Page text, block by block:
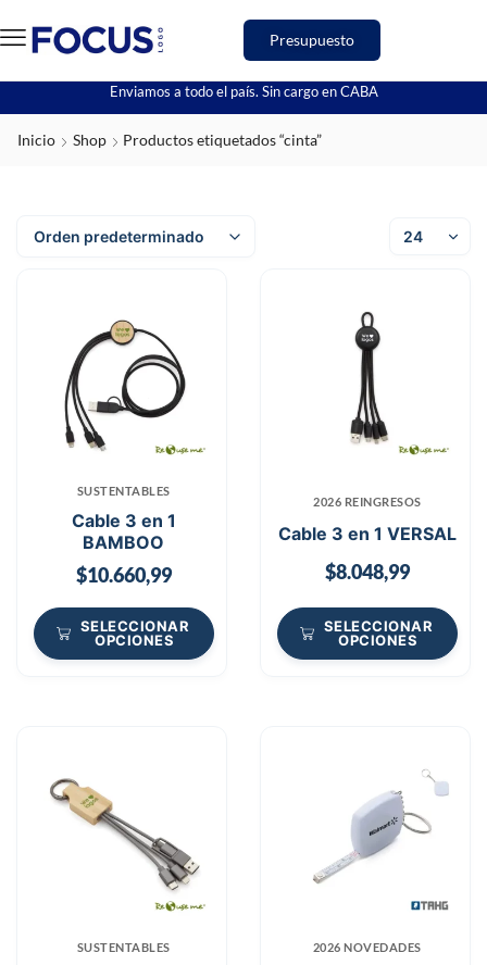
Presupuesto
Enviamos a todo el país. Sin cargo en CABA
Inicio Shop Productos etiquetados “cinta”
SUSTENTABLES
Cable 3 en 1
BAMBOO
$10.660,99
SELECCIONAR
OPCIONES
2026 REINGRESOS
Cable 3 en 1 VERSAL
$8.048,99
SELECCIONAR
OPCIONES
SUSTENTABLES 2026 NOVEDADES